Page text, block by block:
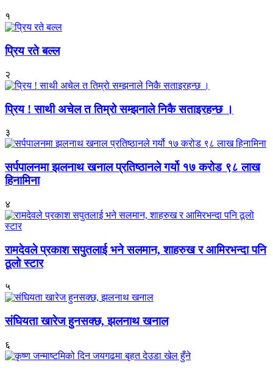
१
प्रिय रते बल्ल
२
प्रिय ! साथी अचेल त तिम्रो सम्झनाले निकै सताइरहन्छ ।
३
सर्पपालनमा झलनाथ खनाल प्रतिष्ठानले गर्यो १७ करोड ९८ लाख
हिनामिना
४
रामदेवले प्रकाश सपुतलाई भने सलमान, शाहरुख र आमिरभन्दा पनि
ठूलो स्टार
५
संघियता खारेज हुनसक्छ, झलनाथ खनाल
६